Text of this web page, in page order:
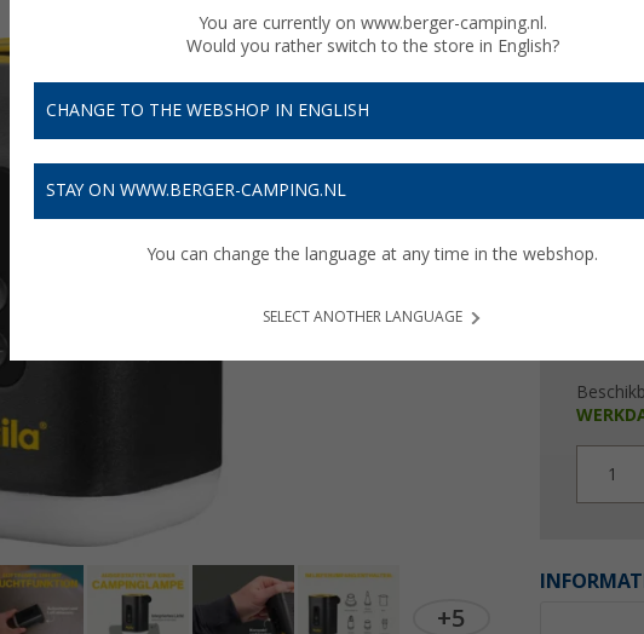
+5
€
1
You are currently on www.berger-camping.nl.
Would you rather switch to the store in English?
CHANGE TO THE WEBSHOP IN ENGLISH
STAY ON WWW.BERGER-CAMPING.NL
You can change the language at any time in the webshop.
SELECT ANOTHER LANGUAGE